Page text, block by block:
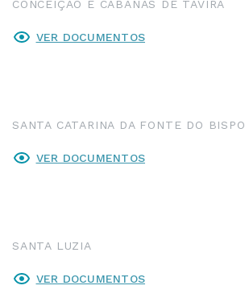
CONCEIÇÃO E CABANAS DE TAVIRA
VER DOCUMENTOS
SANTA CATARINA DA FONTE DO BISPO
VER DOCUMENTOS
SANTA LUZIA
VER DOCUMENTOS